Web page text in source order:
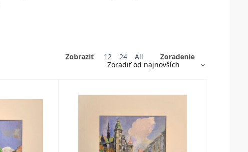
Zobraziť 12 24 All Zoradenie